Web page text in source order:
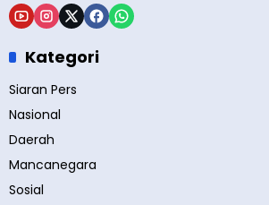
Kategori
Siaran Pers
Nasional
Daerah
Mancanegara
Sosial